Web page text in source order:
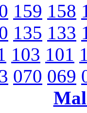
159 158
135 133
103 101
070 069